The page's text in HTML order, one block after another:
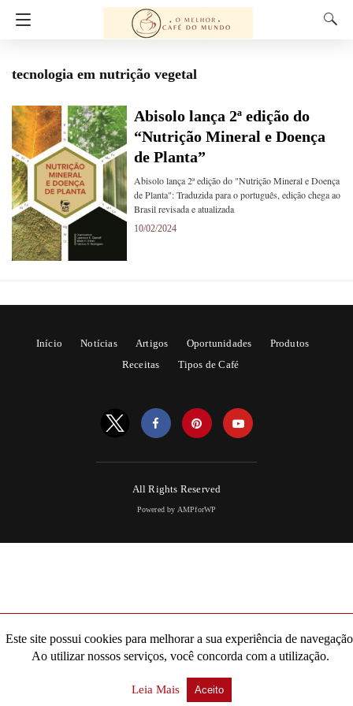
tecnologia em nutrição vegetal
Abisolo lança 2ª edição do
“Nutrição Mineral e Doença
de Planta”
Abisolo lança 2ª edição do "Nutrição Mineral e Doença
de Planta": Traduzida para o português, edição chega ao
Brasil revisada e atualizada
10/02/2024
Início Notícias Artigos Oportunidades
Produtos
Receitas
Tipos de Café
All Rights Reserved
Powered by AMPforWP
Este site possui cookies para melhorar a sua experiência de
Ao utilizar nossos serviços, você concorda com a utilização.
Leia Mais Aceito